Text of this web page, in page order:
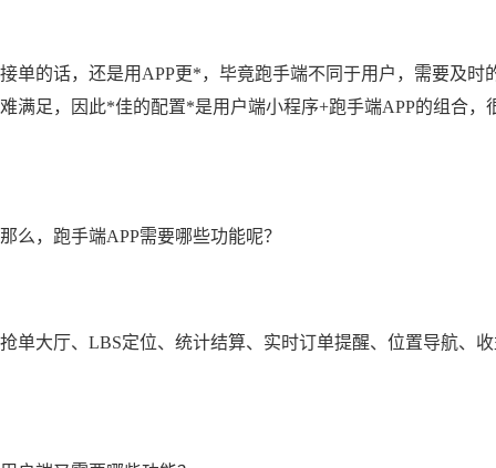
接单的话，还是用APP更*，毕竟跑手端不同于用户，需要及
难满足，因此*佳的配置*是用户端小程序+跑手端APP的组合，
那么，跑手端APP需要哪些功能呢？
抢单大厅、LBS定位、统计结算、实时订单提醒、位置导航、